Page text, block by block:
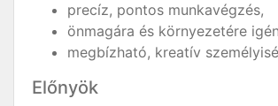
precíz, pontos munkavégzés,
önmagára és környezetére
megbízható, kreatív
Előnyök